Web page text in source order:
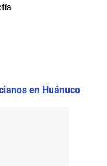
en Huánuco